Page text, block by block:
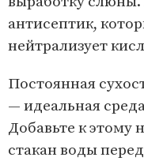
антисептик,
нейтрализует
Постоянная
— идеальная
Добавьте к этому
стакан воды